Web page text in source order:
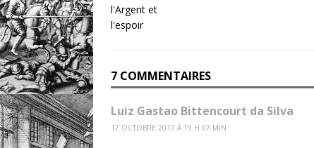
7 COMMENTAIRES
Luiz Gastao Bittencourt da Silva
17 OCTOBRE 2017 Á 19 H 07 MIN